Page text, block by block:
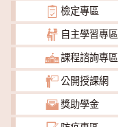
檢定專區
自主學習專區
課程諮詢專區
公開授課網
獎助學金